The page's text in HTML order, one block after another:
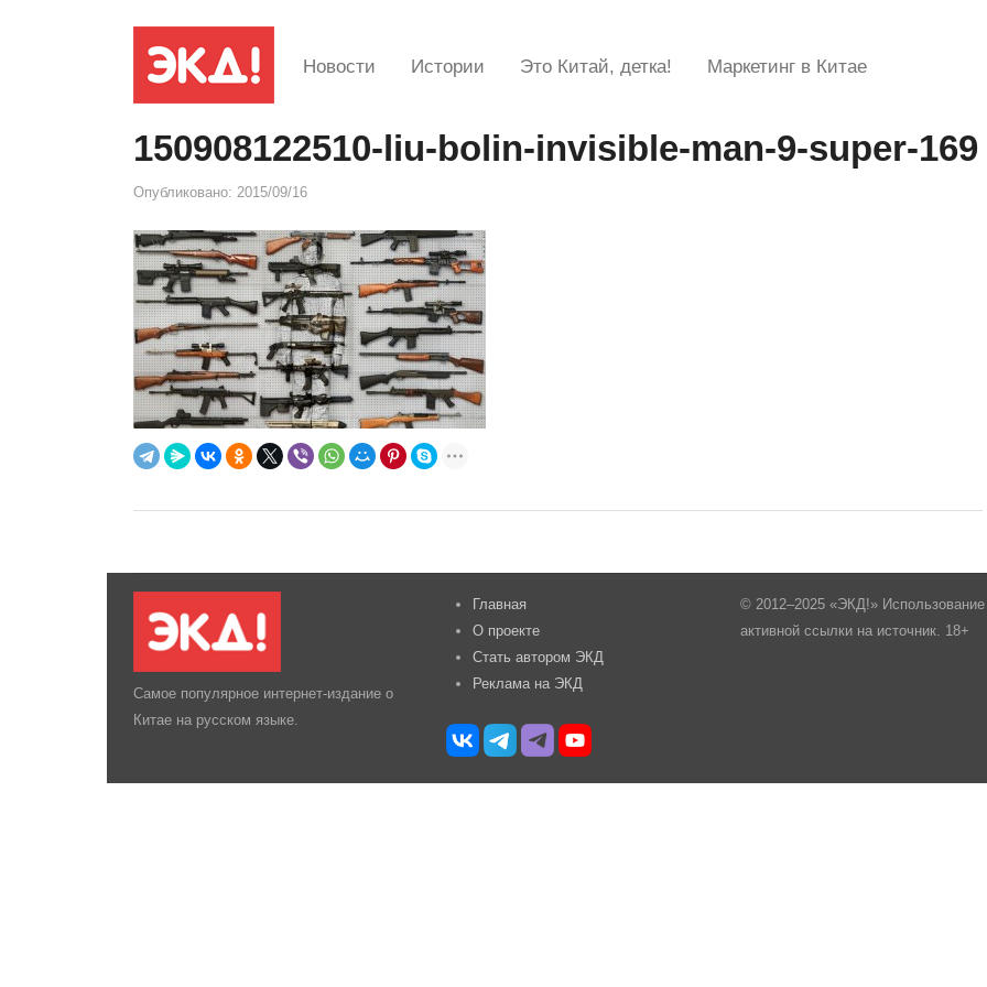
Новости Истории Это Китай, детка! Маркетинг в Китае
150908122510-liu-bolin-invisible-man-9-super-169
Опубликовано: 2015/09/16
Самое популярное интернет-издание о
Китае на русском языке.
Главная
О проекте
Стать автором ЭКД
Реклама на ЭКД
© 2012–2025 «ЭКД!»
активной ссылки на источник. 18+